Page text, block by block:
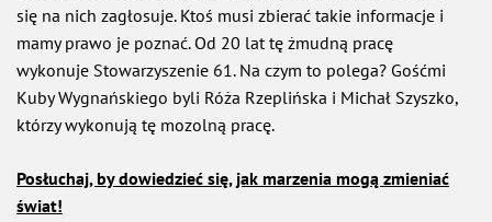
się na nich zagłosuje. Ktoś musi zbierać takie informacje i
mamy prawo je poznać. Od 20 lat tę żmudną pracę
wykonuje Stowarzyszenie 61. Na czym to polega? Gośćmi
Kuby Wygnańskiego byli Róża Rzeplińska i Michał Szyszko,
którzy wykonują tę mozolną pracę.
Posłuchaj, by dowiedzieć się, jak marzenia mogą zmieniać
świat!